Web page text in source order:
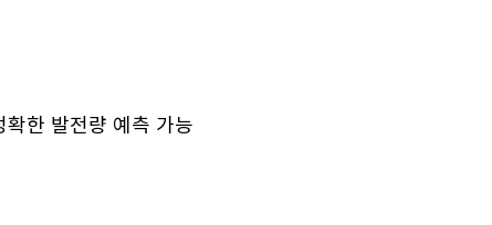
확한 발전량 예측 가능